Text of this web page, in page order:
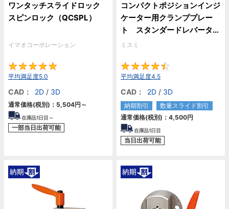
ワンタッチスライドロック
スピンロック（QCSPL）
イマオコーポレーション
平均満足度5.0
CAD： 2D / 3D
通常価格(税別)： 5,504円 ～
在庫品1日目～
一部当日出荷可能
コンパクトポジションインジ
ケーター用クランププレー
ト スタンダードレバータイ
プ
ミスミ
平均満足度4.5
CAD： 2D / 3D
納期割引
数量スライド割引
通常価格(税別)： 4,500円
在庫品1日目
当日出荷可能